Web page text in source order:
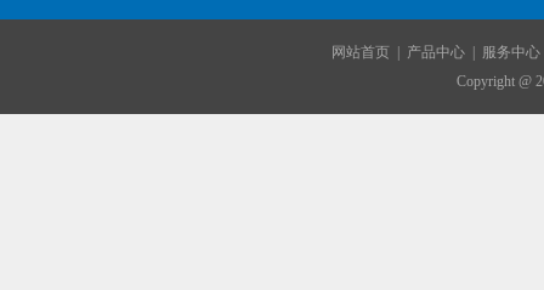
网站首页 产品中心 服务中心
Copyright @